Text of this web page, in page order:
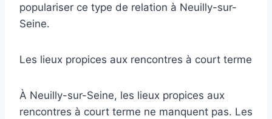
populariser ce type de relation à Neuilly-sur-
Seine.
Les lieux propices aux rencontres à court terme
À Neuilly-sur-Seine, les lieux propices aux
rencontres à court terme ne manquent pas. Les